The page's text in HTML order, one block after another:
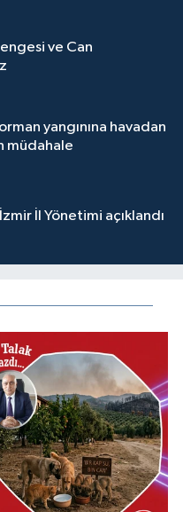
ve Can
yangınına havadan
müdahale
İl Yönetimi açıklandı